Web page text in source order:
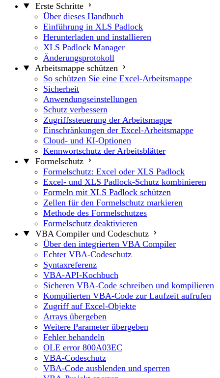
Erste Schritte
Über dieses Handbuch
Einführung in XLS Padlock
Herunterladen und installieren
XLS Padlock Manager
Änderungsprotokoll
Arbeitsmappe schützen
So schützen Sie eine Excel-Arbeitsmappe
Sicherheit
Anwendungseinstellungen
Schutz verbessern
Zugriffssteuerung der Arbeitsmappe
Einschränkungen der Excel-Arbeitsmappe
Cloud- und KI-Optionen
Kennwortschutz der Arbeitsblätter
Formelschutz
Formelschutz: Excel oder XLS Padlock
Excel- und XLS Padlock-Schutz kombinieren
Formeln mit XLS Padlock schützen
Zellen für den Formelschutz markieren
Methode des Formelschutzes
Formelschutz deaktivieren
VBA Compiler und Codeschutz
Über den integrierten VBA Compiler
Echter VBA-Codeschutz
Syntaxreferenz
VBA-API-Kochbuch
Sicheren VBA-Code schreiben und kompilieren
Kompilierten VBA-Code zur Laufzeit aufrufen
Zugriff auf Excel-Objekte
Arrays übergeben
Weitere Parameter übergeben
Fehler behandeln
OLE error 800A03EC
VBA-Codeschutz
VBA-Code ausblenden und sperren